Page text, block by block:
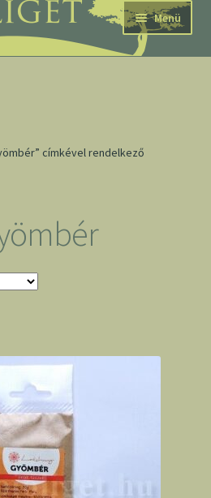
Menü
címkével rendelkező